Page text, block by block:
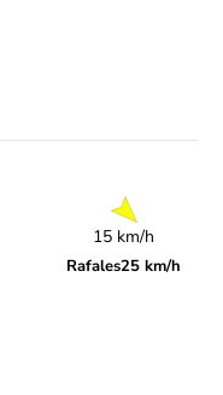
15 km/h
Rafales25 km/h